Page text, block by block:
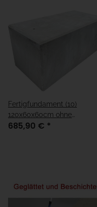
Fertigfundament (10)
120x60x60cm ohne
Kabelleerrohre
685,90 € *